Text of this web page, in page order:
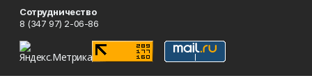
Сотрудничество
8 (347 97) 2-06-86